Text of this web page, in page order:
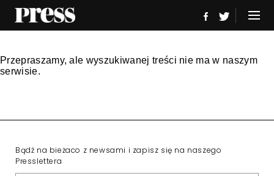
Przepraszamy, ale wyszukiwanej treści nie ma w naszym
serwisie.
Bądź na bieżaco z newsami i zapisz się na naszego
Presslettera